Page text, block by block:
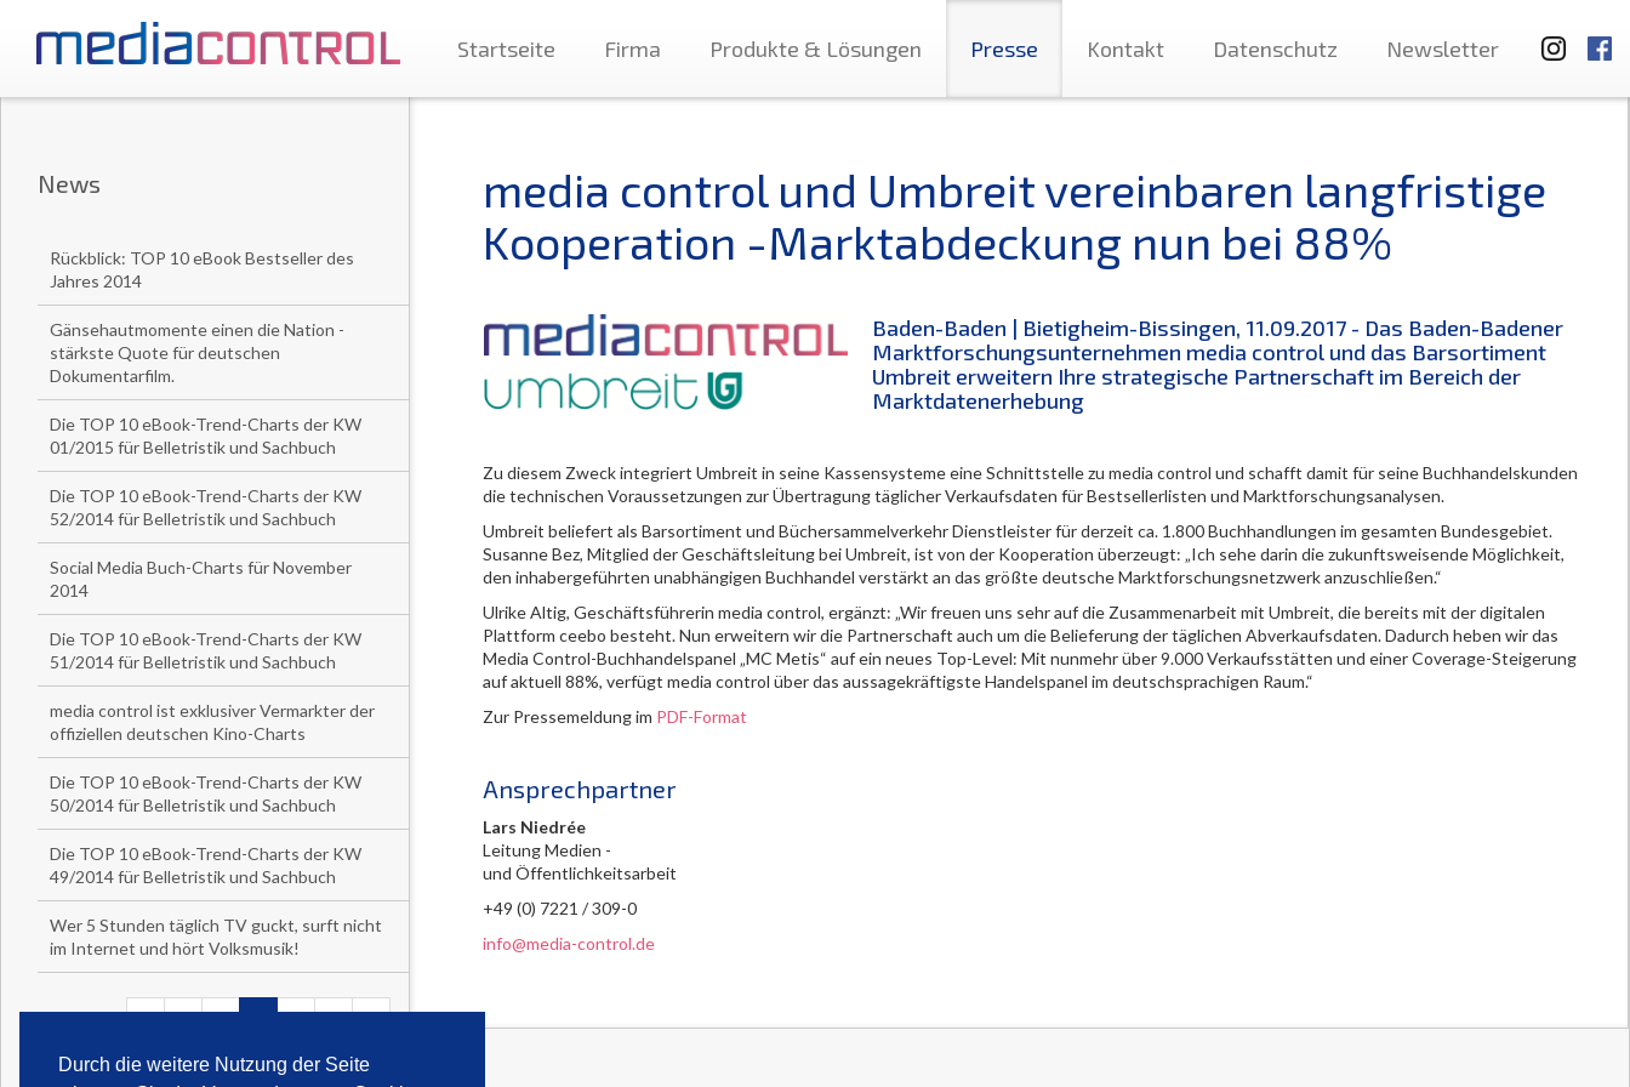
Durch die weitere Nutzung der Seite
Startseite Firma Produkte & Lösungen Presse Kontakt Datenschutz Newsletter
News
Rückblick: TOP 10 eBook Bestseller des
Jahres 2014
Gänsehautmomente einen die Nation -
stärkste Quote für deutschen
Dokumentarfilm.
Die TOP 10 eBook-Trend-Charts der KW
01/2015 für Belletristik und Sachbuch
Die TOP 10 eBook-Trend-Charts der KW
52/2014 für Belletristik und Sachbuch
Social Media Buch-Charts für November
2014
Die TOP 10 eBook-Trend-Charts der KW
51/2014 für Belletristik und Sachbuch
media control ist exklusiver Vermarkter der
offiziellen deutschen Kino-Charts
Die TOP 10 eBook-Trend-Charts der KW
50/2014 für Belletristik und Sachbuch
Die TOP 10 eBook-Trend-Charts der KW
49/2014 für Belletristik und Sachbuch
Wer 5 Stunden täglich TV guckt, surft nicht
im Internet und hört Volksmusik!
47 48 49 51 52 53
<< < > >>
media control und Umbreit vereinbaren langfristige
Kooperation -Marktabdeckung nun bei 88%
Baden-Baden | Bietigheim-Bissingen, 11.09.2017 - Das Baden-Badener
Marktforschungsunternehmen media control und das Barsortiment
Umbreit erweitern Ihre strategische Partnerschaft im Bereich der
Marktdatenerhebung
Zu diesem Zweck integriert Umbreit in seine Kassensysteme eine Schnittstelle zu media control und schafft damit für seine Buchhandelskunden
die technischen Voraussetzungen zur Übertragung täglicher Verkaufsdaten für Bestsellerlisten und Marktforschungsanalysen.
Umbreit beliefert als Barsortiment und Büchersammelverkehr Dienstleister für derzeit ca. 1.800 Buchhandlungen im gesamten Bundesgebiet.
Susanne Bez, Mitglied der Geschäftsleitung bei Umbreit, ist von der Kooperation überzeugt: „Ich sehe darin die zukunftsweisende Möglichkeit,
den inhabergeführten unabhängigen Buchhandel verstärkt an das größte deutsche Marktforschungsnetzwerk anzuschließen.“
Ulrike Altig, Geschäftsführerin media control, ergänzt: „Wir freuen uns sehr auf die Zusammenarbeit mit Umbreit, die bereits mit der digitalen
Plattform ceebo besteht. Nun erweitern wir die Partnerschaft auch um die Belieferung der täglichen Abverkaufsdaten. Dadurch heben wir das
Media Control-Buchhandelspanel „MC Metis“ auf ein neues Top-Level: Mit nunmehr über 9.000 Verkaufsstätten und einer Coverage-Steigerung
auf aktuell 88%, verfügt media control über das aussagekräftigste Handelspanel im deutschsprachigen Raum.“
Zur Pressemeldung im PDF-Format
Ansprechpartner
Lars Niedrée
Leitung Medien -
und Öffentlichkeitsarbeit
+49 (0) 7221 / 309-0
info@media-control.de